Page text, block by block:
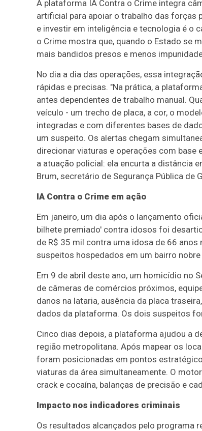
A plataforma IA Contra o Crime integra
artificial para apoiar o trabalho das forças
e investir em inteligência e tecnologia é o
o Crime mostra que, quando o Estado se
mais bandidos presos e menos
No dia a dia das operações, essa
rápidas e precisas. "Na prática, a
antes dependentes de trabalho manual.
veículo - um trecho de placa, a cor, o
integradas e com diferentes bases de
um suspeito. Os alertas chegam
direcionar viaturas e operações com
a atuação policial: ela encurta a distância
Brum, secretário de Segurança Pública de
IA Contra o Crime em ação
Em janeiro, um dia após o lançamento
bilhete premiado' contra idosos foi
de R$ 35 mil contra uma idosa de 66
suspeitos hospedados em um bairro
Em 9 de abril deste ano, um homicídio no
de câmeras de comércios próximos,
danos na lataria, ausência da placa
dados da plataforma. Os dois suspeitos
Cinco dias depois, a plataforma ajudou a
região metropolitana. Após mapear os
foram posicionadas em pontos
viaturas da área simultaneamente. O
crack e cocaína, balanças de precisão e
Impacto nos indicadores criminais
Os resultados alcançados pelo programa